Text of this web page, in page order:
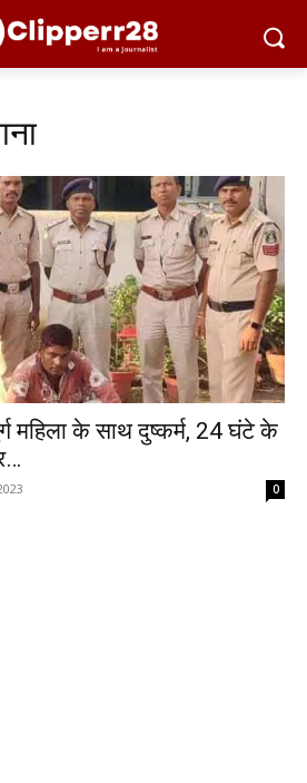
महिला के साथ दुष्कर्म, 24 घंटे के
0